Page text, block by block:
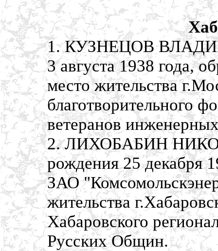
1. КУЗНЕЦОВ
3 августа 1938 года,
место жительства
благотворительного
ветеранов
2. ЛИХОБАБИН
рождения 25 декабря
ЗАО
жительства
Хабаровского
Русских Общин.